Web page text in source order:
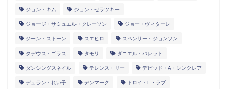
ジョン・キム ジョン・ゼラツキー
ジョージ・サミュエル・クレーソン ジョー・ヴィターレ
ジーン・ストーン スエヒロ スペンサー・ジョンソン
タデウス・ゴラス タモリ ダニエル・バレット
ダンシングスネイル テレンス・リー デビッド・A・シンクレア
デュラン・れい子 デンマーク トロイ・L・ラブ